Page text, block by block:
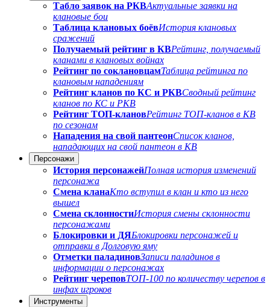
Табло заявок на РКВАктуальные заявки на
клановые бои
Таблица клановых боёвИстория клановых
сражений
Получаемый рейтинг в КВРейтинг, получаемый
кланами в клановых войнах
Рейтинг по соклановцамТаблица рейтинга по
клановым нападениям
Рейтинг кланов по КС и РКВСводный рейтинг
кланов по КС и РКВ
Рейтинг ТОП-клановРейтинг ТОП-кланов в КВ
по сезонам
Нападения на свой пантеонСписок кланов,
нападающих на свой пантеон в КВ
Персонажи
История персонажейПолная история изменений
персонажа
Смена кланаКто вступил в клан и кто из него
вышел
Смена склонностиИстория смены склонности
персонажами
Блокировки и ДЯБлокировки персонажей и
отправки в Долговую яму
Отметки паладиновЗаписи паладинов в
информации о персонажах
Рейтинг череповТОП-100 по количеству черепов в
инфах игроков
Инструменты